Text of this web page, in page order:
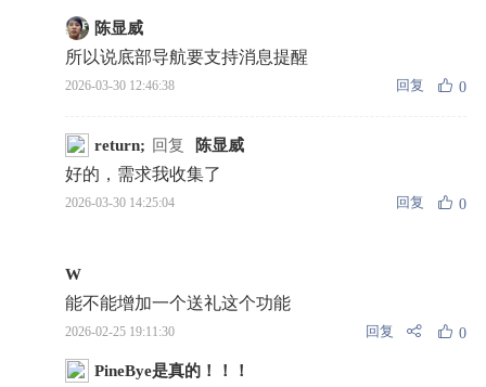
陈显威
所以说底部导航要支持消息提醒
2026-03-30 12:46:38 回复 0
return; 回复 陈显威
好的，需求我收集了
2026-03-30 14:25:04 回复 0
W
能不能增加一个送礼这个功能
2026-02-25 19:11:30 回复 0
PineBye是真的！！！